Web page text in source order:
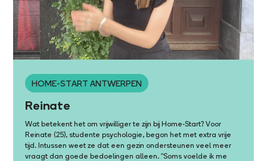
HOME-START ANTWERPEN
Reinate
Wat betekent het om vrijwilliger te zijn bij Home-Start? Voor
Reinate (25), studente psychologie, begon het met extra vrije
tijd. Intussen weet ze dat een gezin ondersteunen veel meer
vraagt dan goede bedoelingen alleen. "Soms voelde ik me